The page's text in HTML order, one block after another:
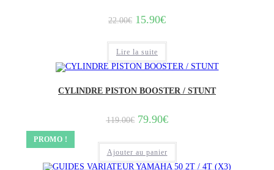
22.00€ Le
initial
était :
22.00€.
15.90€Le
actuel
15.90€.
Lire la suite
PROMO !
CYLINDRE PISTON BOOSTER / STUNT
119.00€ Le
initial
était :
119.00€.
79.90€Le
actuel
79.90€.
Ajouter au panier